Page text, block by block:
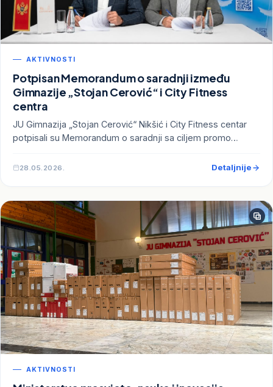
AKTIVNOSTI
Potpisan Memorandum o saradnji između
Gimnazije „Stojan Cerović“ i City Fitness
centra
JU Gimnazija „Stojan Cerović“ Nikšić i City Fitness centar
potpisali su Memorandum o saradnji sa ciljem promo…
28.05.2026. Detaljnije
AKTIVNOSTI